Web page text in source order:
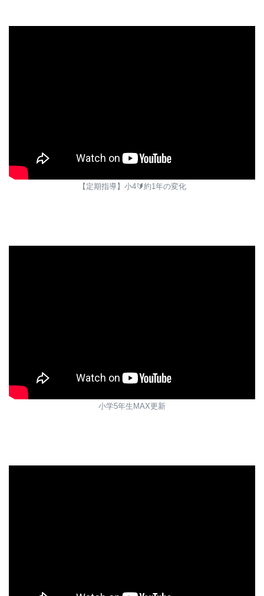
【定期指導】小4🔰約1年の変化
小学5年生MAX更新